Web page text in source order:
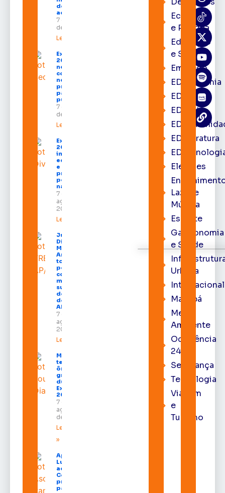
destinados
ao Amapá
7 de agosto
de 2026
Leia mais »
Expofeira
2026 começa
neste sábado
com shows,
negócios e
programação
para todos os
públicos
7 de agosto
de 2026
Leia mais »
Expofeira
2026
impulsiona
economia
e aumenta
procura
por hotéis
na capital
7 de
agosto de
2026
Leia mais »
Juiz
Diego
Moura de
Araújo
toma
posse
como
membro
substituto
do Pleno
do TRE-
AP
7 de
agosto de
2026
Leia mais »
Macapá
terá
ônibus
gratuitos
durante a
Expofeira
2026
7 de
agosto
de 2026
Leia mais
»
Após veto,
Lula envia
ao
Congresso
projeto
para criar
Economia
e Política
Educação
e Saúde
Emprego
EDacademia
EDbrasília
EDcast
EDliteratura
Eleições
Lazer e
Música
Esporte
Gastronomia
e Saúde
Urbana
Internacional
Macapá
Meio
Ambiente
Ocorrência
24h
Segurança
Tecnologia
Viagem
e
Turismo